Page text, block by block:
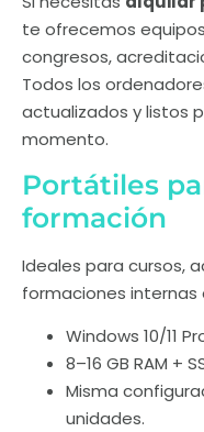
te ofrecemos
congresos,
Todos los
actualizados y listos
momento.
Portátiles
formación
Ideales para cursos,
formaciones internas
Windows 10/11
8–16 GB RAM +
Misma
unidades.